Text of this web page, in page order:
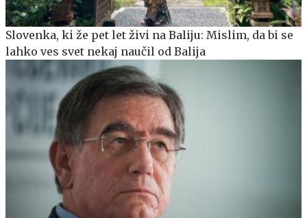
Slovenka, ki že pet let živi na Baliju: Mislim, da bi se
lahko ves svet nekaj naučil od Balija